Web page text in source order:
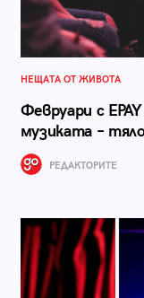
НЕЩАТА ОТ ЖИВОТА
Февруари с
музиката –
РЕДАКТОРИТЕ